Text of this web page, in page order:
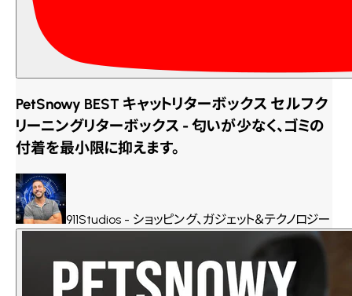
PetSnowy BEST キャットリターボックス セルフク
リーニングリターボックス - 匂いが少なく、ゴミの
付着を最小限に抑えます。
911Studios - ショッピング、ガジェット＆テクノロジー